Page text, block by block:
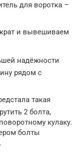
для воротка –
и вывешиваем
надёжности
рядом с
такая
2 болта,
кулаку.
болты